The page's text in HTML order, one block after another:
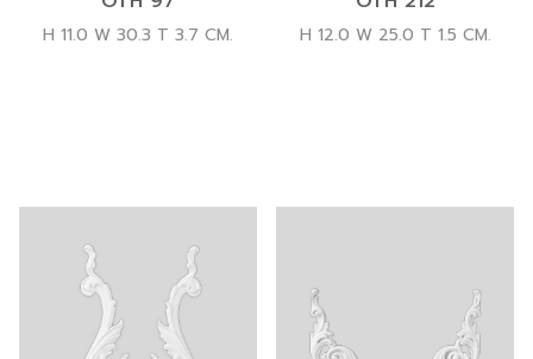
H 11.0 W 30.3 T 3.7 CM. H 12.0 W 25.0 T 1.5 CM.